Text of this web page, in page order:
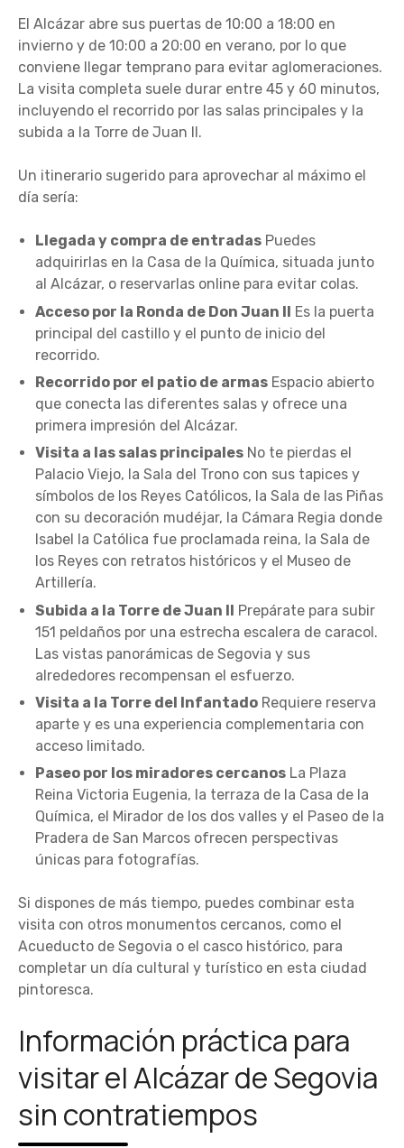
El Alcázar abre sus puertas de 10:00 a 18:00 en
invierno y de 10:00 a 20:00 en verano, por lo que
conviene llegar temprano para evitar aglomeraciones.
La visita completa suele durar entre 45 y 60 minutos,
incluyendo el recorrido por las salas principales y la
subida a la Torre de Juan II.
Un itinerario sugerido para aprovechar al máximo el
día sería:
Llegada y compra de entradas Puedes
adquirirlas en la Casa de la Química, situada junto
al Alcázar, o reservarlas online para evitar colas.
Acceso por la Ronda de Don Juan II Es la puerta
principal del castillo y el punto de inicio del
recorrido.
Recorrido por el patio de armas Espacio abierto
que conecta las diferentes salas y ofrece una
primera impresión del Alcázar.
Visita a las salas principales No te pierdas el
Palacio Viejo, la Sala del Trono con sus tapices y
símbolos de los Reyes Católicos, la Sala de las Piñas
con su decoración mudéjar, la Cámara Regia donde
Isabel la Católica fue proclamada reina, la Sala de
los Reyes con retratos históricos y el Museo de
Artillería.
Subida a la Torre de Juan II Prepárate para subir
151 peldaños por una estrecha escalera de caracol.
Las vistas panorámicas de Segovia y sus
alrededores recompensan el esfuerzo.
Visita a la Torre del Infantado Requiere reserva
aparte y es una experiencia complementaria con
acceso limitado.
Paseo por los miradores cercanos La Plaza
Reina Victoria Eugenia, la terraza de la Casa de la
Química, el Mirador de los dos valles y el Paseo de la
Pradera de San Marcos ofrecen perspectivas
únicas para fotografías.
Si dispones de más tiempo, puedes combinar esta
visita con otros monumentos cercanos, como el
Acueducto de Segovia o el casco histórico, para
completar un día cultural y turístico en esta ciudad
pintoresca.
Información práctica para
visitar el Alcázar de Segovia
sin contratiempos